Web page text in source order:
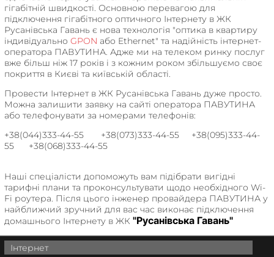
гігабітній швидкості. Основною перевагою для
підключення гігабітного оптичного Інтернету в ЖК
Русанівська Гавань є нова технологія "оптика в квартиру
індивідуально GPON або Ethernet" та надійність інтернет-
оператора ПАВУТИНА. Адже ми на телеком ринку послуг
вже більш ніж 17 років і з кожним роком збільшуємо своє
покриття в Києві та київській області.
Провести Інтернет в ЖК Русанівська Гавань дуже просто.
Можна залишити заявку на сайті оператора ПАВУТИНА
або телефонувати за номерами телефонів:
+38(044)333-44-55 +38(073)333-44-55 +38(095)333-44-
55 +38(068)333-44-55
Наші спеціалісти допоможуть вам підібрати вигідні
тарифні плани та проконсультувати щодо необхідного Wi-
Fi роутера. Після цього інженер провайдера ПАВУТИНА у
найближчий зручний для вас час виконає підключення
домашнього Інтернету в ЖК "Русанівська Гавань"
Інтернет